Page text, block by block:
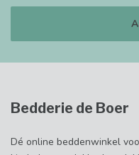
Bedderie de Boer
Dé online beddenwinkel